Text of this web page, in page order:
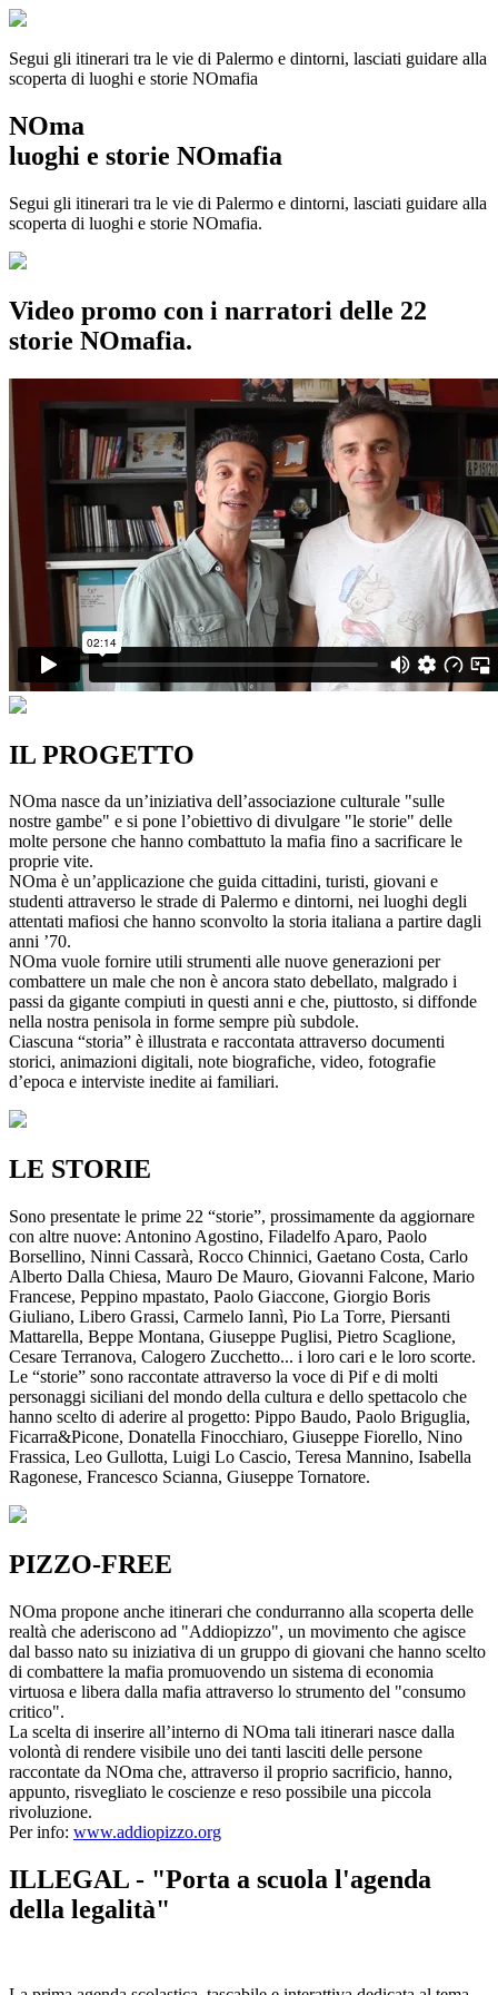
Segui gli itinerari tra le vie di Palermo e dintorni, lasciati guidare alla
scoperta di luoghi e storie NOmafia
NOma
luoghi e storie NOmafia
Segui gli itinerari tra le vie di Palermo e dintorni, lasciati guidare alla
scoperta di luoghi e storie NOmafia.
Video promo con i narratori delle 22
storie NOmafia.
IL PROGETTO
NOma nasce da un’iniziativa dell’associazione culturale "sulle
nostre gambe" e si pone l’obiettivo di divulgare "le storie" delle
molte persone che hanno combattuto la mafia fino a sacrificare le
proprie vite.
NOma è un’applicazione che guida cittadini, turisti, giovani e
studenti attraverso le strade di Palermo e dintorni, nei luoghi degli
attentati mafiosi che hanno sconvolto la storia italiana a partire dagli
anni ’70.
NOma vuole fornire utili strumenti alle nuove generazioni per
combattere un male che non è ancora stato debellato, malgrado i
passi da gigante compiuti in questi anni e che, piuttosto, si diffonde
nella nostra penisola in forme sempre più subdole.
Ciascuna “storia” è illustrata e raccontata attraverso documenti
storici, animazioni digitali, note biografiche, video, fotografie
d’epoca e interviste inedite ai familiari.
LE STORIE
Sono presentate le prime 22 “storie”, prossimamente da aggiornare
con altre nuove: Antonino Agostino, Filadelfo Aparo, Paolo
Borsellino, Ninni Cassarà, Rocco Chinnici, Gaetano Costa, Carlo
Alberto Dalla Chiesa, Mauro De Mauro, Giovanni Falcone, Mario
Francese, Peppino mpastato, Paolo Giaccone, Giorgio Boris
Giuliano, Libero Grassi, Carmelo Iannì, Pio La Torre, Piersanti
Mattarella, Beppe Montana, Giuseppe Puglisi, Pietro Scaglione,
Cesare Terranova, Calogero Zucchetto... i loro cari e le loro scorte.
Le “storie” sono raccontate attraverso la voce di Pif e di molti
personaggi siciliani del mondo della cultura e dello spettacolo che
hanno scelto di aderire al progetto: Pippo Baudo, Paolo Briguglia,
Ficarra&Picone, Donatella Finocchiaro, Giuseppe Fiorello, Nino
Frassica, Leo Gullotta, Luigi Lo Cascio, Teresa Mannino, Isabella
Ragonese, Francesco Scianna, Giuseppe Tornatore.
PIZZO-FREE
NOma propone anche itinerari che condurranno alla scoperta delle
realtà che aderiscono ad "Addiopizzo", un movimento che agisce
dal basso nato su iniziativa di un gruppo di giovani che hanno scelto
di combattere la mafia promuovendo un sistema di economia
virtuosa e libera dalla mafia attraverso lo strumento del "consumo
critico".
La scelta di inserire all’interno di NOma tali itinerari nasce dalla
volontà di rendere visibile uno dei tanti lasciti delle persone
raccontate da NOma che, attraverso il proprio sacrificio, hanno,
appunto, risvegliato le coscienze e reso possibile una piccola
rivoluzione.
Per info: www.addiopizzo.org
ILLEGAL - "Porta a scuola l'agenda
della legalità"